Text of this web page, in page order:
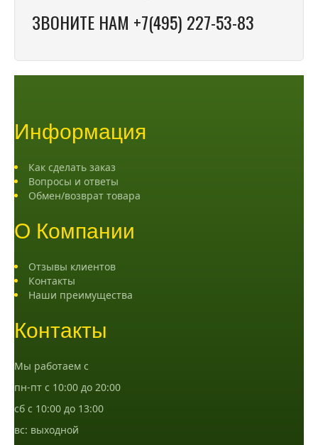
ЗВОНИТЕ НАМ +7(495) 227-53-83
Информация
Как сделать заказ
Вопросы и ответы
Обмен/возврат товара
О Компании
Отзывы клиентов
Контакты
Наши преимущества
Контакты
Мы работаем с
пн-пт с 10:00 до 20:00
сб с 10:00 до 13:00
вс: выходной